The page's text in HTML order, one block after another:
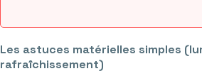
Les astuces matérielles simples
rafraîchissement)